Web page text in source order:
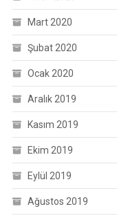
Mart 2020
Şubat 2020
Ocak 2020
Aralık 2019
Kasım 2019
Ekim 2019
Eylül 2019
Ağustos 2019